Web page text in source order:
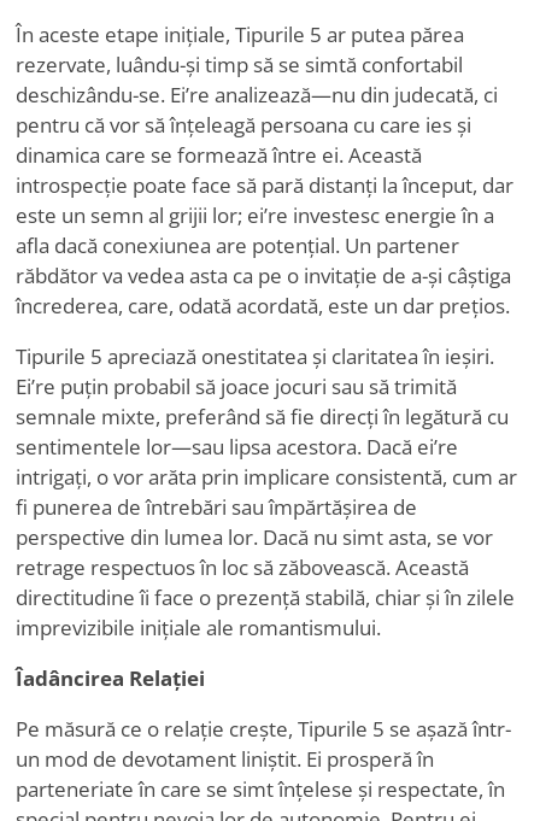
În aceste etape inițiale, Tipurile 5 ar putea părea
rezervate, luându-și timp să se simtă confortabil
deschizându-se. Ei’re analizează—nu din judecată, ci
pentru că vor să înțeleagă persoana cu care ies și
dinamica care se formează între ei. Această
introspecție poate face să pară distanți la început, dar
este un semn al grijii lor; ei’re investesc energie în a
afla dacă conexiunea are potențial. Un partener
răbdător va vedea asta ca pe o invitație de a-și câștiga
încrederea, care, odată acordată, este un dar prețios.
Tipurile 5 apreciază onestitatea și claritatea în ieșiri.
Ei’re puțin probabil să joace jocuri sau să trimită
semnale mixte, preferând să fie direcți în legătură cu
sentimentele lor—sau lipsa acestora. Dacă ei’re
intrigați, o vor arăta prin implicare consistentă, cum ar
fi punerea de întrebări sau împărtășirea de
perspective din lumea lor. Dacă nu simt asta, se vor
retrage respectuos în loc să zăbovească. Această
directitudine îi face o prezență stabilă, chiar și în zilele
imprevizibile inițiale ale romantismului.
Îadâncirea Relației
Pe măsură ce o relație crește, Tipurile 5 se așază într-
un mod de devotament liniștit. Ei prosperă în
parteneriate în care se simt înțelese și respectate, în